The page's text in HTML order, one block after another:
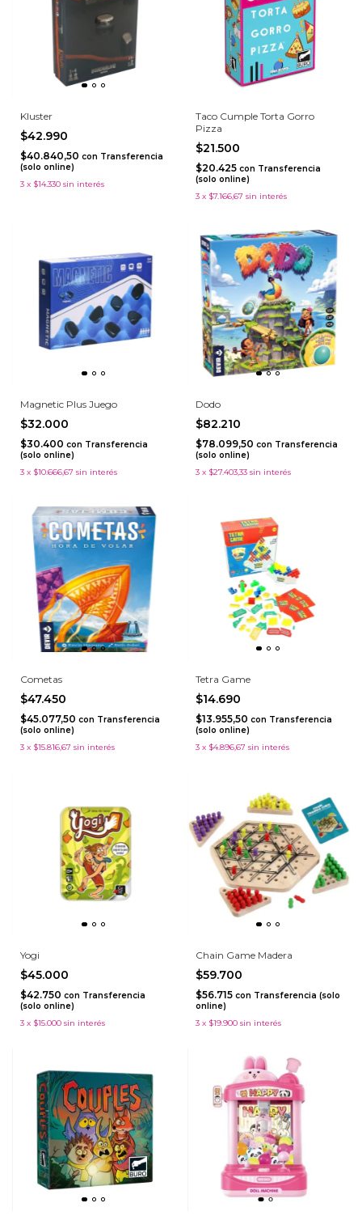
Kluster
$42.990
$40.840,50 con Transferencia
(solo online)
3 x $14.330 sin interés
Taco Cumple Torta Gorro
Pizza
$21.500
$20.425 con Transferencia
(solo online)
3 x $7.166,67 sin interés
Magnetic Plus Juego
$32.000
$30.400 con Transferencia
(solo online)
3 x $10.666,67 sin interés
Dodo
$82.210
$78.099,50 con Transferencia
(solo online)
3 x $27.403,33 sin interés
Cometas
$47.450
$45.077,50 con Transferencia
(solo online)
3 x $15.816,67 sin interés
Tetra Game
$14.690
$13.955,50 con Transferencia
(solo online)
3 x $4.896,67 sin interés
Yogi
$45.000
$42.750 con Transferencia
(solo online)
3 x $15.000 sin interés
Chain Game Madera
$59.700
$56.715 con Transferencia (solo
online)
3 x $19.900 sin interés